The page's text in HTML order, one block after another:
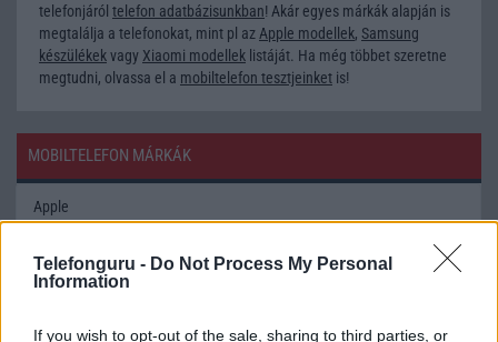
Telefonguru - Do Not Process My Personal
Information
If you wish to opt-out of the sale, sharing to third parties, or
telefonjáról telefon adatbázisunkban! Akár egyes márkák alapján is
megtalálja a telefonokat, mint pl az Apple modellek, Samsung
készülékekvagy Xiaomi modellek listáját. Ha még többet szeretne
megtudni, olvassa el a mobiltelefon tesztjeinket is!
MOBILTELEFON MÁRKÁK
Apple